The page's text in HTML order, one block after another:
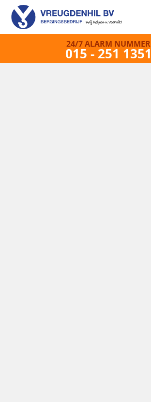
24/7 ALARM NUMMER
015 - 251 1351